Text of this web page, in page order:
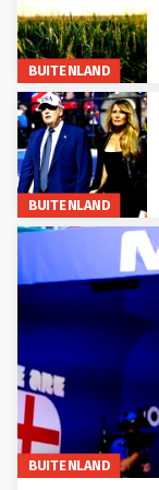
BUITENLAND
BUITENLAND
BUITENLAND